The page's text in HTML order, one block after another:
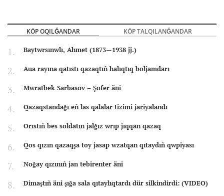
KÖP OQILĞANDAR KÖP TALQILANĞANDAR
Baytwrsınwlı, Ahmet (1873—1938 jj.)
Aua rayına qatıstı qazaqtıñ halıqtıq boljamdarı
Mwratbek Sarbasov – Şofer äni
Qazaqstandağı eñ las qalalar tizimi jariyalandı
Orıstıñ bes soldatın jalğız wrıp jıqqan qazaq
Qos qızın qazaqşa toy jasap wzatqan qıtaydıñ qwpiyası
Noğay qızınıñ jan tebirenter äni
Dimaştıñ äni şığa sala qıtaylıqtardı dür silkindirdi: (VIDEO)